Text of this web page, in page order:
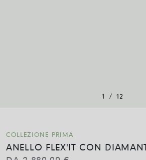
1 / 12
COLLEZIONE PRIMA
ANELLO FLEX'IT CON